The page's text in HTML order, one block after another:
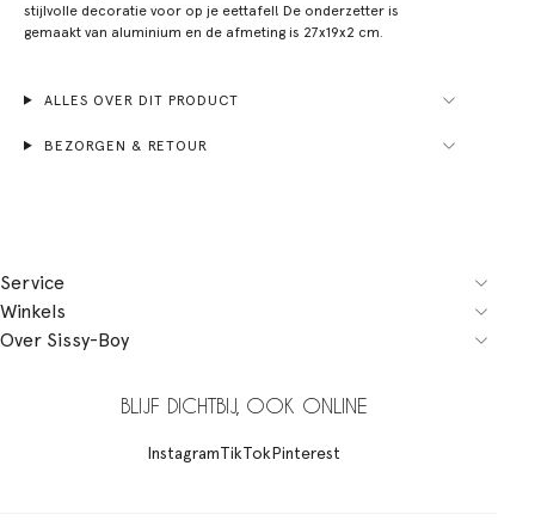
stijlvolle decoratie voor op je eettafel! De onderzetter is
gemaakt van aluminium en de afmeting is 27x19x2 cm.
ALLES OVER DIT PRODUCT
BEZORGEN & RETOUR
Service
Winkels
Over Sissy-Boy
BLIJF DICHTBIJ, OOK ONLINE
InstagramTikTokPinterest